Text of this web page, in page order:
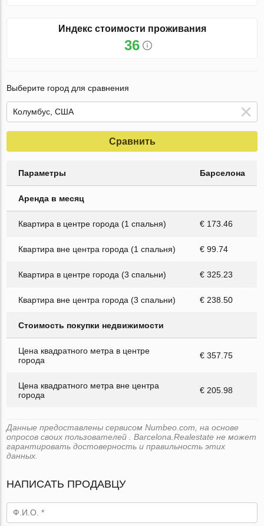
Индекс стоимости проживания
36
Выберите город для сравнения
Сравнить
Параметры Барселона
Аренда в месяц
Квартира в центре города (1 спальня) € 173.46
Квартира вне центра города (1 спальня) € 99.74
Квартира в центре города (3 спальни) € 325.23
Квартира вне центра города (3 спальни) € 238.50
Стоимость покупки недвижимости
Цена квадратного метра в центре
города
€ 357.75
Цена квадратного метра вне центра
города
€ 205.98
Данные предоставлены сервисом Numbeo.com, на основе
опросов своих пользователей . Barcelona.Realestate не может
гарантировать достоверность и правильность этих
данных.
НАПИСАТЬ ПРОДАВЦУ